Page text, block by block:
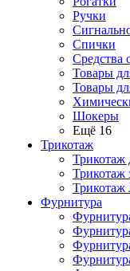
Ручки
Спички
Средства
Товары
Товары
Шокеры
Ещё 16
Трикотаж
Трикотаж
Трикотаж
Трикотаж
Фурнитура